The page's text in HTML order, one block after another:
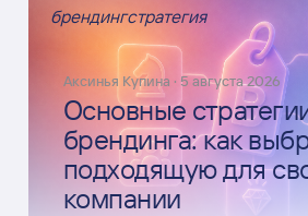
брендингстратегия
Аксинья Купина · 5 августа 2026
Основные
брендинга: как
подходящую для
компании